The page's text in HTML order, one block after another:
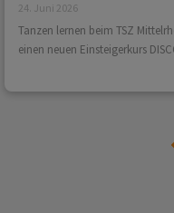
24. Juni 2026
Tanzen lernen beim TSZ
einen neuen Einsteigerkurs